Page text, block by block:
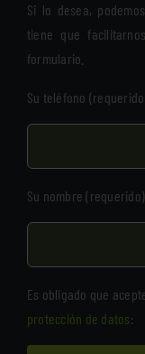
Si lo desea,
tiene que
formulario.
Su teléfono
Su nombre (requerido)
Es obligado que
protección de datos: